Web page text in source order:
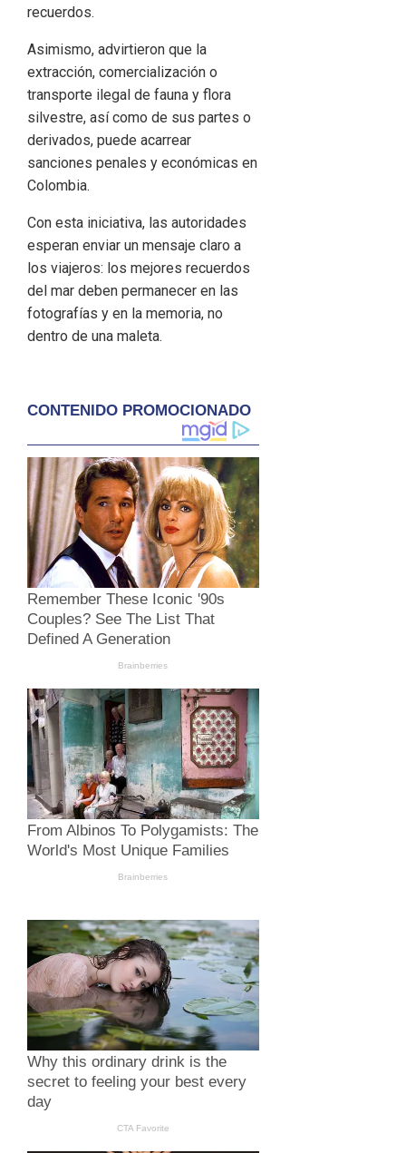
recuerdos.
Asimismo, advirtieron que la
extracción, comercialización o
transporte ilegal de fauna y flora
silvestre, así como de sus partes o
derivados, puede acarrear
sanciones penales y económicas en
Colombia.
Con esta iniciativa, las autoridades
esperan enviar un mensaje claro a
los viajeros: los mejores recuerdos
del mar deben permanecer en las
fotografías y en la memoria, no
dentro de una maleta.